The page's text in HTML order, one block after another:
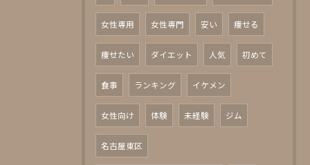
女性専用 女性専門 安い 痩せる
痩せたい ダイエット 人気 初めて
食事 ランキング イケメン
女性向け 体験 未経験 ジム
名古屋東区